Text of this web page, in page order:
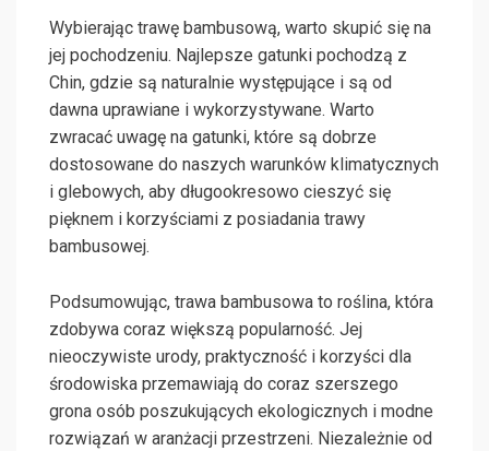
Wybierając trawę bambusową, warto skupić się na
jej pochodzeniu. Najlepsze gatunki pochodzą z
Chin, gdzie są naturalnie występujące i są od
dawna uprawiane i wykorzystywane. Warto
zwracać uwagę na gatunki, które są dobrze
dostosowane do naszych warunków klimatycznych
i glebowych, aby długookresowo cieszyć się
pięknem i korzyściami z posiadania trawy
bambusowej.
Podsumowując, trawa bambusowa to roślina, która
zdobywa coraz większą popularność. Jej
nieoczywiste urody, praktyczność i korzyści dla
środowiska przemawiają do coraz szerszego
grona osób poszukujących ekologicznych i modne
rozwiązań w aranżacji przestrzeni. Niezależnie od